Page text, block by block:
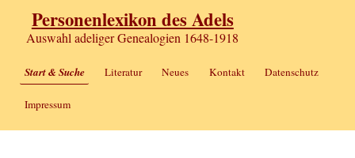
Personenlexikon des Adels
Auswahl adeliger Genealogien 1648-1918
Start & Suche Literatur Neues Kontakt Datenschutz
Impressum